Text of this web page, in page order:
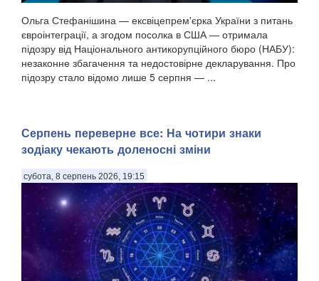
Ольга Стефанішина — ексвіцепрем'єрка України з питань
євроінтеграції, а згодом посолка в США — отримала
підозру від Національного антикорупційного бюро (НАБУ):
незаконне збагачення та недостовірне декларування. Про
підозру стало відомо лише 5 серпня — ...
Серпень переверне все: На чотири знаки
зодіаку чекають доленосні зміни
субота, 8 серпень 2026, 19:15